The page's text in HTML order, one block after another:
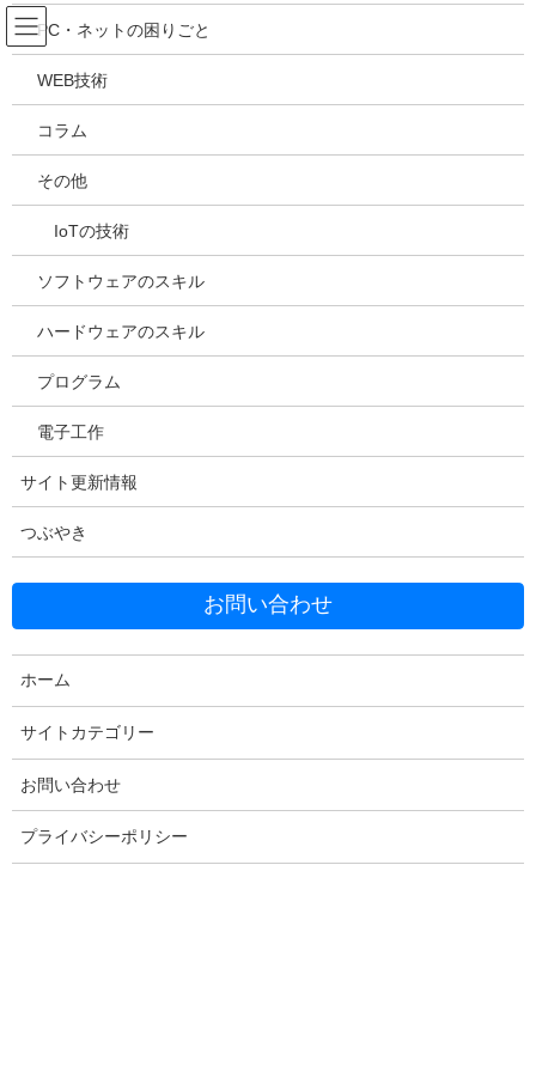
コ
ン
テ
ツ
ス
ッ
ナ
ビ
ゲ
シ
ン
移
吉川万能ＩＴ研究所
メディア
HOME
2021年5月25日
20210525175500
Facebook
Threads Hatena LINE
コメントを残す
PC・ネットの困りごと
WEB技術
コラム
その他
IoTの技術
ソフトウェアのスキル
ハードウェアのスキル
プログラム
電子工作
サイト更新情報
つぶやき
お問い合わせ
ホーム
サイトカテゴリー
お問い合わせ
プライバシーポリシー